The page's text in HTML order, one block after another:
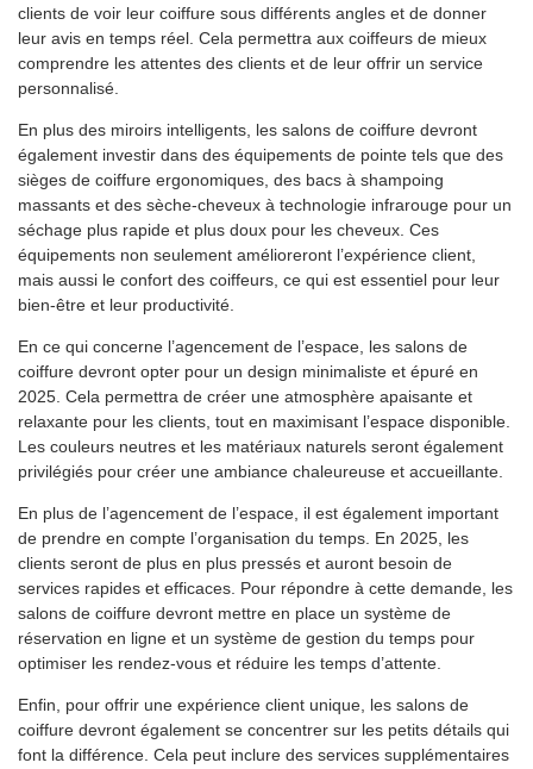
clients de voir leur coiffure sous différents angles et de donner
leur avis en temps réel. Cela permettra aux coiffeurs de mieux
comprendre les attentes des clients et de leur offrir un service
personnalisé.
En plus des miroirs intelligents, les salons de coiffure devront
également investir dans des équipements de pointe tels que des
sièges de coiffure ergonomiques, des bacs à shampoing
massants et des sèche-cheveux à technologie infrarouge pour un
séchage plus rapide et plus doux pour les cheveux. Ces
équipements non seulement amélioreront l’expérience client,
mais aussi le confort des coiffeurs, ce qui est essentiel pour leur
bien-être et leur productivité.
En ce qui concerne l’agencement de l’espace, les salons de
coiffure devront opter pour un design minimaliste et épuré en
2025. Cela permettra de créer une atmosphère apaisante et
relaxante pour les clients, tout en maximisant l’espace disponible.
Les couleurs neutres et les matériaux naturels seront également
privilégiés pour créer une ambiance chaleureuse et accueillante.
En plus de l’agencement de l’espace, il est également important
de prendre en compte l’organisation du temps. En 2025, les
clients seront de plus en plus pressés et auront besoin de
services rapides et efficaces. Pour répondre à cette demande, les
salons de coiffure devront mettre en place un système de
réservation en ligne et un système de gestion du temps pour
optimiser les rendez-vous et réduire les temps d’attente.
Enfin, pour offrir une expérience client unique, les salons de
coiffure devront également se concentrer sur les petits détails qui
font la différence. Cela peut inclure des services supplémentaires